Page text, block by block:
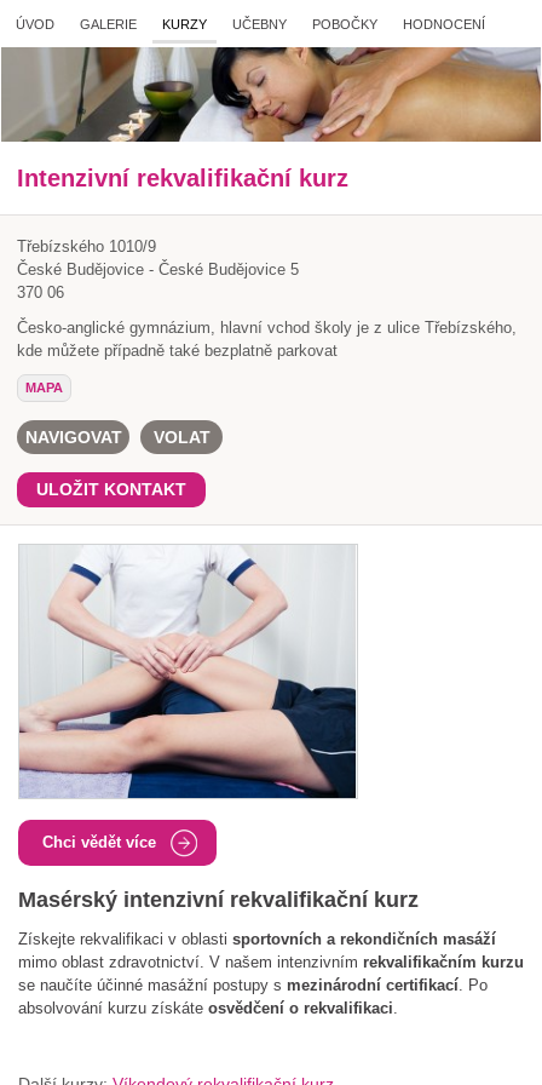
ÚVOD GALERIE KURZY UČEBNY POBOČKY HODNOCENÍ
Intenzivní rekvalifikační kurz
Třebízského 1010/9
České Budějovice - České Budějovice 5
370 06
Česko-anglické gymnázium, hlavní vchod školy je z ulice Třebízského,
kde můžete případně také bezplatně parkovat
MAPA
NAVIGOVAT VOLAT
ULOŽIT KONTAKT
Chci vědět více
Masérský intenzivní rekvalifikační kurz
Získejte rekvalifikaci v oblasti sportovních a rekondičních masáží
mimo oblast zdravotnictví. V našem intenzivním rekvalifikačním kurzu
se naučíte účinné masážní postupy s mezinárodní certifikací. Po
absolvování kurzu získáte osvědčení o rekvalifikaci.